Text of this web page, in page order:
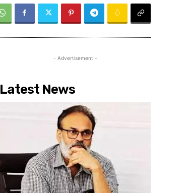
- Advertisement -
Latest News